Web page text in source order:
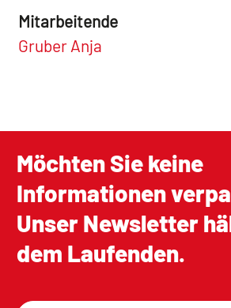
Mitarbeitende
Gruber Anja
Möchten Sie keine
Informationen
Unser Newsletter
dem Laufenden.